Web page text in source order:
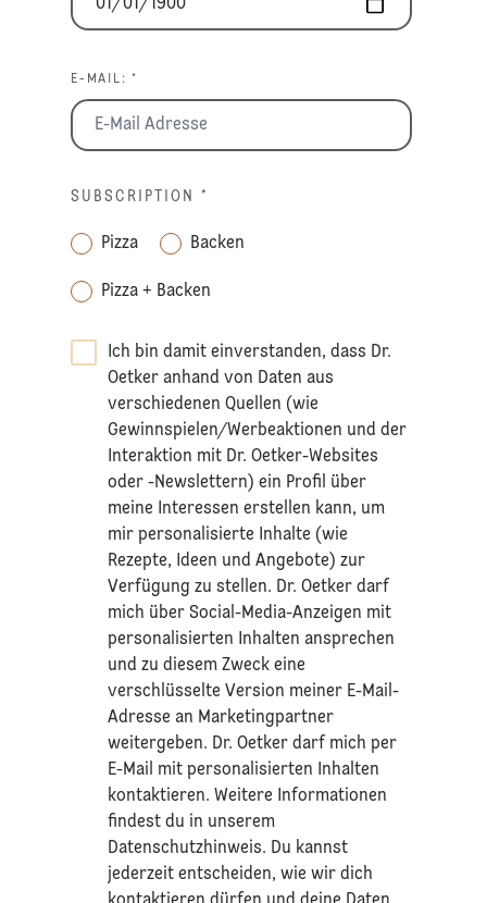
E-MAIL: *
SUBSCRIPTION *
Pizza Backen
Pizza + Backen
Ich bin damit einverstanden, dass Dr.
Oetker anhand von Daten aus
verschiedenen Quellen (wie
Gewinnspielen/Werbeaktionen und der
Interaktion mit Dr. Oetker-Websites
oder -Newslettern) ein Profil über
meine Interessen erstellen kann, um
mir personalisierte Inhalte (wie
Rezepte, Ideen und Angebote) zur
Verfügung zu stellen. Dr. Oetker darf
mich über Social-Media-Anzeigen mit
personalisierten Inhalten ansprechen
und zu diesem Zweck eine
verschlüsselte Version meiner E-Mail-
Adresse an Marketingpartner
weitergeben. Dr. Oetker darf mich per
E-Mail mit personalisierten Inhalten
kontaktieren. Weitere Informationen
findest du in unserem
Datenschutzhinweis. Du kannst
jederzeit entscheiden, wie wir dich